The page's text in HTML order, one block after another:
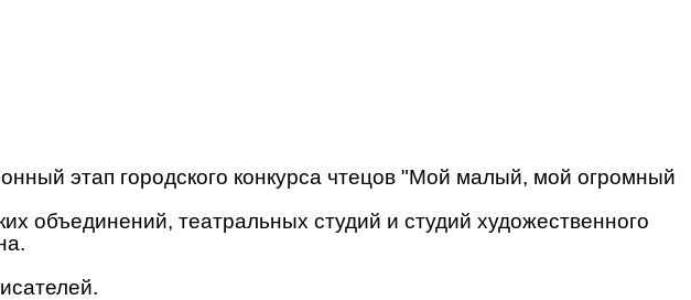
этап городского конкурса чтецов "Мой малый, мой огромный
объединений, театральных студий и студий художественного